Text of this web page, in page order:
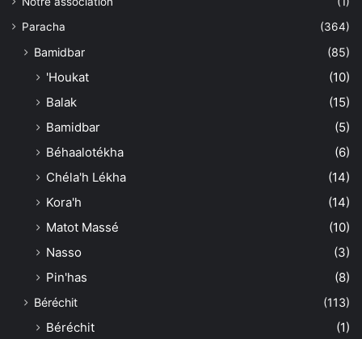
Paracha
(364)
Bamidbar (85)
'Houkat
(10)
Balak
(15)
Bamidbar
(5)
Béhaalotékha
(6)
Chéla'h Lékha
(14)
Kora'h
(14)
Matot Massé
(10)
Nasso
(3)
Pin'has
(8)
Béréchit (113)
Béréchit
(1)